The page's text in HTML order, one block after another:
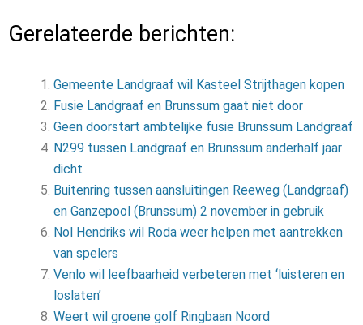
Gerelateerde berichten:
Gemeente Landgraaf wil Kasteel Strijthagen kopen
Fusie Landgraaf en Brunssum gaat niet door
Geen doorstart ambtelijke fusie Brunssum Landgraaf
N299 tussen Landgraaf en Brunssum anderhalf jaar
dicht
Buitenring tussen aansluitingen Reeweg (Landgraaf)
en Ganzepool (Brunssum) 2 november in gebruik
Nol Hendriks wil Roda weer helpen met aantrekken
van spelers
Venlo wil leefbaarheid verbeteren met ‘luisteren en
loslaten’
Weert wil groene golf Ringbaan Noord